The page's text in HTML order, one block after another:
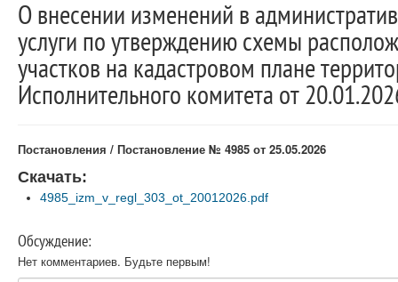
О внесении изменений в
услуги по утверждению схемы
участков на кадастровом плане
Исполнительного комитета от
Постановления / Постановление № 4985 от 25.05.2026
Скачать:
4985_izm_v_regl_303_ot_20012026.pdf
Обсуждение:
Нет комментариев. Будьте первым!